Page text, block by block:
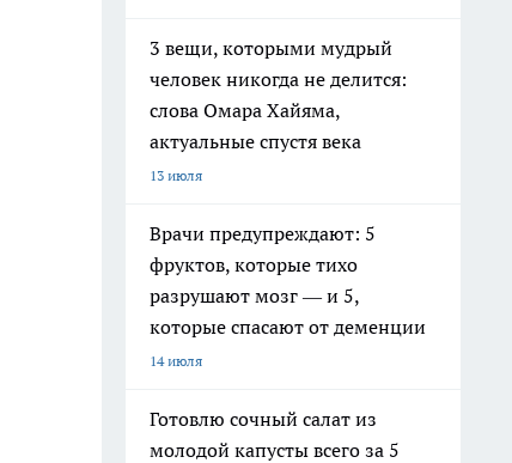
3 вещи, которыми мудрый
человек никогда не делится:
слова Омара Хайяма,
актуальные спустя века
13 июля
Врачи предупреждают: 5
фруктов, которые тихо
разрушают мозг — и 5,
которые спасают от деменции
14 июля
Готовлю сочный салат из
молодой капусты всего за 5